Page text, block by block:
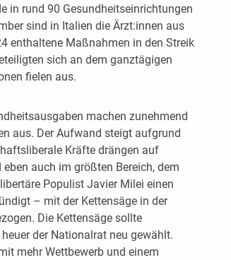
in rund 90 Gesundheitseinrichtungen
sind in Italien die Ärzt:innen aus
enthaltene Maßnahmen in den Streik
sich an dem ganztägigen
fielen aus.
machen zunehmend
aus. Der Aufwand steigt aufgrund
Kräfte drängen auf
auch im größten Bereich, dem
Populist Javier Milei einen
– mit der Kettensäge in der
Die Kettensäge sollte
der Nationalrat neu gewählt.
mehr Wettbewerb und einem